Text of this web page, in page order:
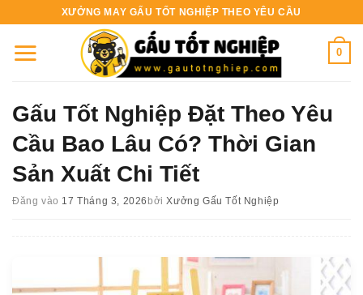
nội
XƯỞNG MAY GẤU TỐT NGHIỆP THEO YÊU CẦU
0
Gấu Tốt Nghiệp Đặt Theo Yêu
Cầu Bao Lâu Có? Thời Gian
Sản Xuất Chi Tiết
Đăng vào 17 Tháng 3, 2026 bởiXưởng Gấu Tốt Nghiệp